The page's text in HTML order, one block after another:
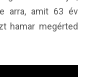
arra, amit 63 év
hamar megérted